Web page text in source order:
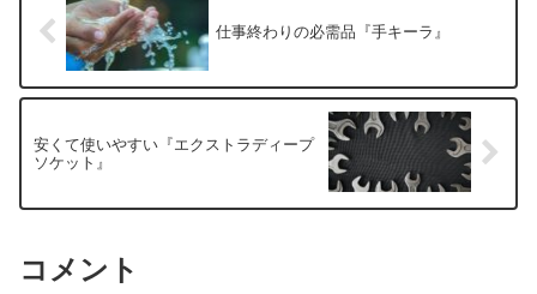
仕事終わりの必需品『手キーラ』
安くて使いやすい『エクストラディープ
ソケット』
コメント